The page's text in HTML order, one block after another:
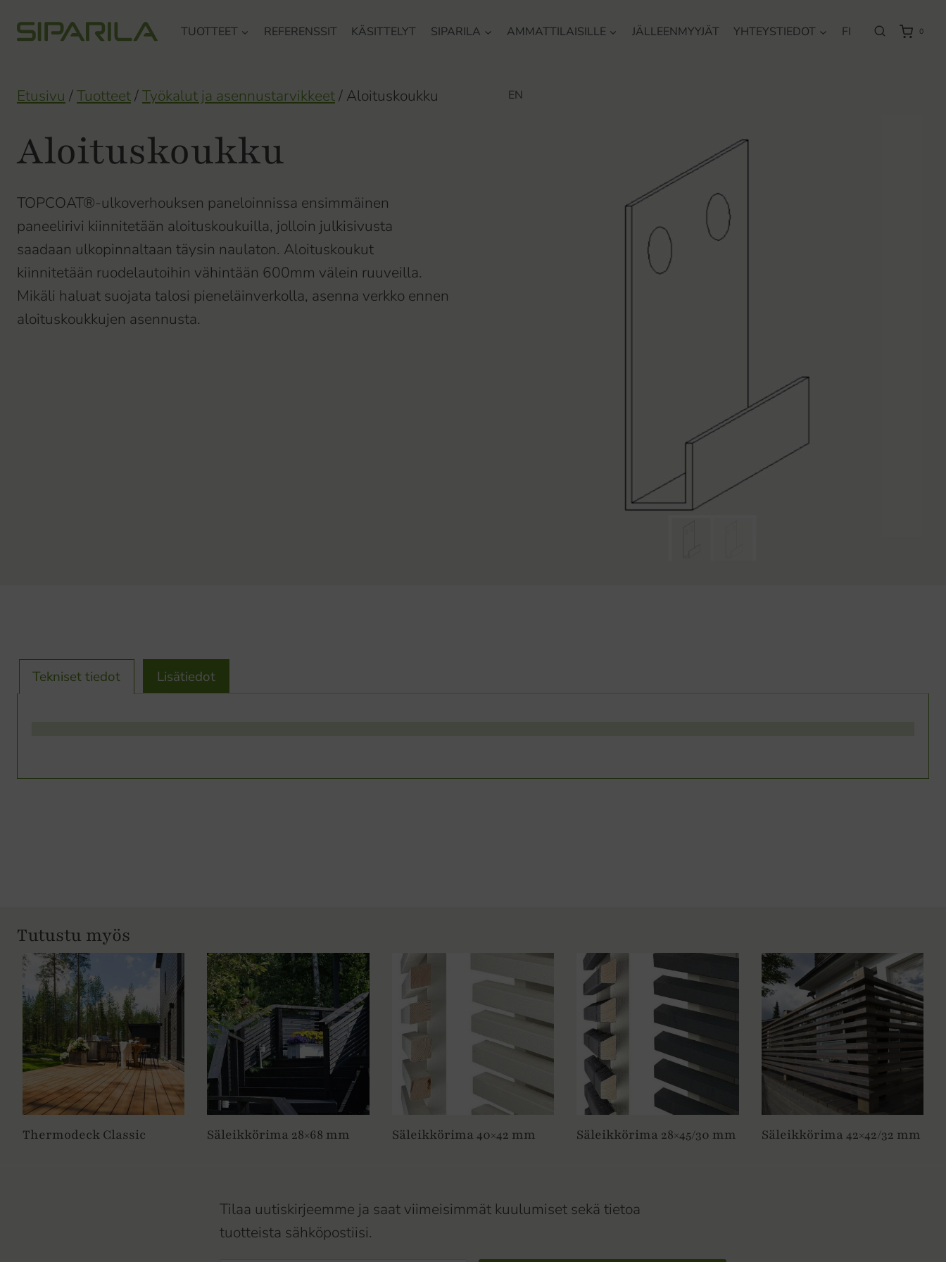
sisältöön
TUOTTEET REFERENSSIT KÄSITTELYT SIPARILA AMMATTILAISILLE JÄLLEENMYYJÄT YHTEYSTIEDOT FI
EN
0
Etusivu /Tuotteet/Työkalut ja asennustarvikkeet/ Aloituskoukku
Aloituskoukku
TOPCOAT®-ulkoverhouksen paneloinnissa ensimmäinen
paneelirivi kiinnitetään aloituskoukuilla, jolloin julkisivusta
saadaan ulkopinnaltaan täysin naulaton. Aloituskoukut
kiinnitetään ruodelautoihin vähintään 600mm välein ruuveilla.
Mikäli haluat suojata talosi pieneläinverkolla, asenna verkko ennen
aloituskoukkujen asennusta.
Tekniset tiedot Lisätiedot
Tutustu myös
Thermodeck Classic Säleikkörima 28×68 mm Säleikkörima 40×42 mm Säleikkörima 28×45/30 mm Säleikkörima 42×42/32 mm
Tilaa uutiskirjeemme ja saat viimeisimmät kuulumiset sekä tietoa
tuotteista sähköpostiisi.